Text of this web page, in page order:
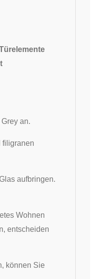
an.
filigranen
aufbringen.
Wohnen
entscheiden
können Sie